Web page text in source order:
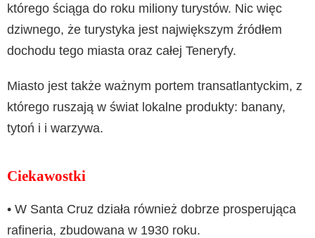
którego ściąga do roku miliony turystów. Nic więc
dziwnego, że turystyka jest największym źródłem
dochodu tego miasta oraz całej Teneryfy.
Miasto jest także ważnym portem transatlantyckim, z
którego ruszają w świat lokalne produkty: banany,
tytoń i i warzywa.
Ciekawostki
• W Santa Cruz działa również dobrze prosperująca
rafineria, zbudowana w 1930 roku.